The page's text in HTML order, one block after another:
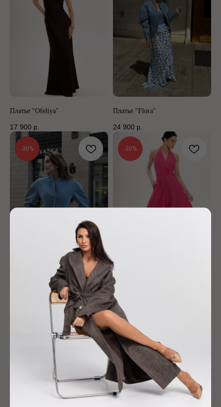
Платье "Ofeliya"
17 900 р.
Платье "Flora"
24 900 р.
-30%
Жакет "Кокон"
-30%
Платье "Монро"
15 900